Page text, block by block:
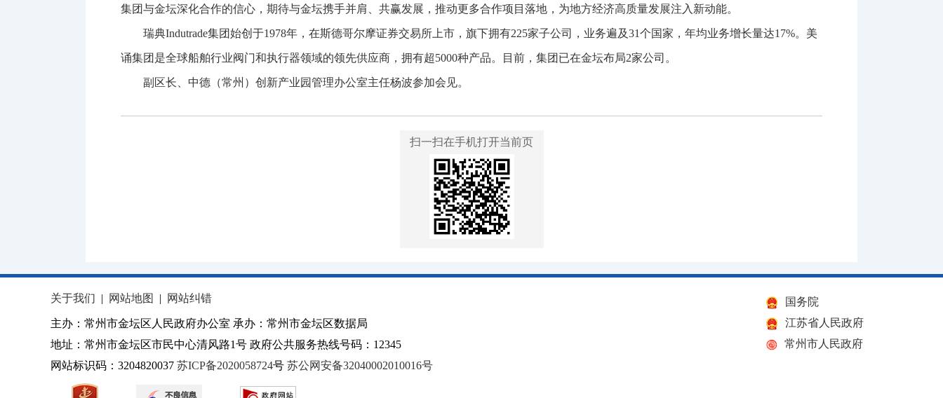
集团与金坛深化合作的信心，期待与金坛携手并肩、共赢发展，推动更多合作项目落地，为地方经济高质量发展注入新动能。
瑞典Indutrade集团始创于1978年，在斯德哥尔摩证券交易所上市，旗下拥有225家子公司，业务遍及31个国家，年均业务增长量达17%。美
诵集团是全球船舶行业阀门和执行器领域的领先供应商，拥有超5000种产品。目前，集团已在金坛布局2家公司。
副区长、中德（常州）创新产业园管理办公室主任杨波参加会见。
扫一扫在手机打开当前页
关于我们 | 网站地图 | 网站纠错
主办：常州市金坛区人民政府办公室 承办：常州市金坛区数据局
地址：常州市金坛区市民中心清风路1号 政府公共服务热线号码：12345
网站标识码：3204820037 苏ICP备2020058724号 苏公网安备32040002010016号
国务院
江苏省人民政府
常州市人民政府